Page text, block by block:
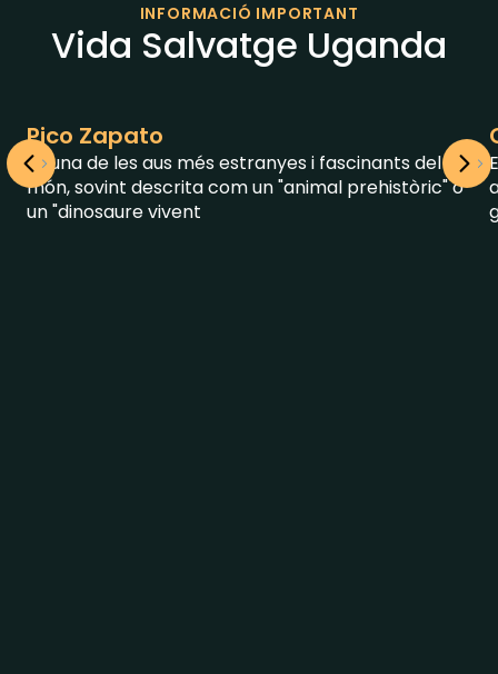
INFORMACIÓ IMPORTANT
Vida Salvatge Uganda
Pico Zapato
És una de les aus més estranyes i fascinants del
món, sovint descrita com un "animal prehistòric" o
un "dinosaure vivent